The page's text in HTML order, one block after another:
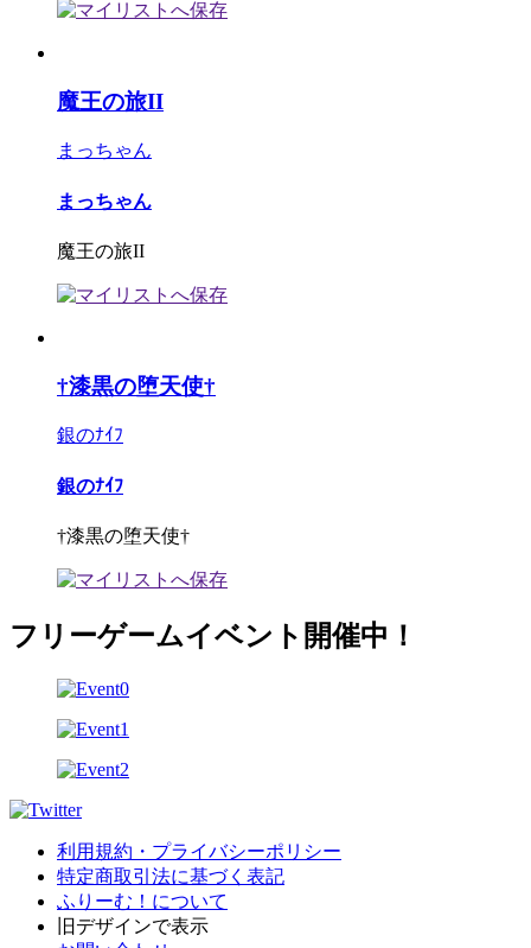
魔王の旅II
まっちゃん
まっちゃん
魔王の旅II
†漆黒の堕天使†
銀のﾅｲﾌ
銀のﾅｲﾌ
†漆黒の堕天使†
フリーゲームイベント開催中！
利用規約・プライバシーポリシー
特定商取引法に基づく表記
ふりーむ！について
旧デザインで表示